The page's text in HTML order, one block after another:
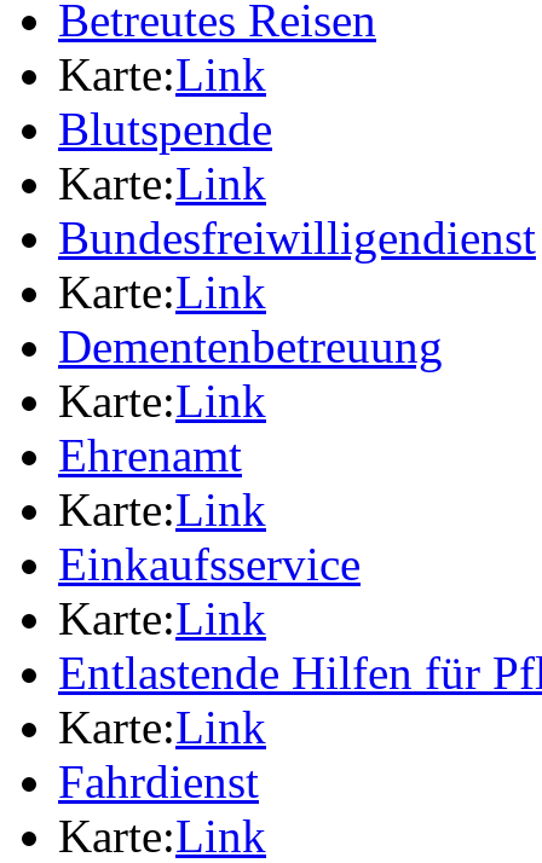
Betreutes Reisen
Karte:Link
Blutspende
Karte:Link
Bundesfreiwilligendienst
Karte:Link
Dementenbetreuung
Karte:Link
Ehrenamt
Karte:Link
Einkaufsservice
Karte:Link
Entlastende Hilfen für
Karte:Link
Fahrdienst
Karte:Link